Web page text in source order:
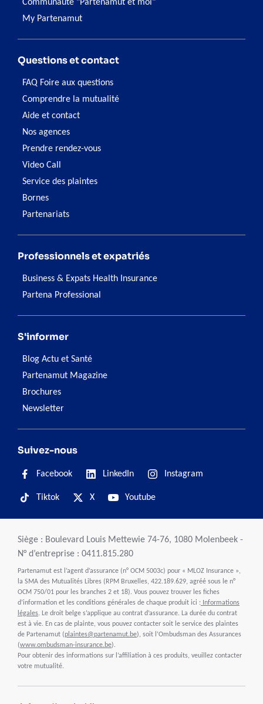
Communauté "Partenamut et moi"
My Partenamut
Questions et contact
FAQ Foire aux questions
Comprendre la mutualité
Aide et contact
Nos agences
Prendre rendez-vous
Video Call
Service des plaintes
Bornes
Partenariats
Professionnels et expatriés
Business & Expats Health Insurance
Partena Professional
S'informer
Blog Actu et Santé
Partenamut Magazine
Brochures
Newsletter
Suivez-nous
Facebook LinkedIn Instagram
Tiktok X Youtube
Siège : Boulevard Louis Mettewie 74-76, 1080 Molenbeek -
N° d’entreprise : 0411.815.280
Partenamut est l’agent d’assurance (n° OCM 5003c) pour « MLOZ Insurance »,
la SMA des Mutualités Libres (RPM Bruxelles, 422.189.629, agréé sous le n°
OCM 750/01 pour les branches 2 et 18). Vous pouvez trouver les fiches
d’information et les conditions générales de chaque produit ici : Informations
légales. Le droit belge s’applique au contrat d’assurance. La durée du contrat
est à vie. En cas de plainte, vous pouvez contacter soit le service des plaintes
de Partenamut (plaintes@partenamut.be), soit l’Ombudsman des Assurances
(www.ombudsman-insurance.be).
Pour obtenir des informations sur l’affiliation à ces produits, veuillez contacter
votre mutualité.